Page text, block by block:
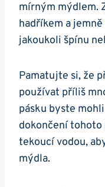
mírným mýdlem.
hadříkem a
jakoukoli špínu
Pamatujte⁤ si, že
⁤používat příliš
pásku⁣ byste
dokončení tohoto
tekoucí vodou,
mýdla.